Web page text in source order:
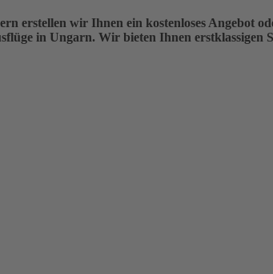
erstellen wir Ihnen ein kostenloses Angebot
in Ungarn. Wir bieten Ihnen erstklassigen